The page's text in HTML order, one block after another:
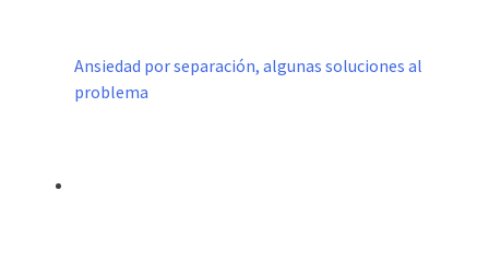
Ansiedad por separación, algunas soluciones al
problema